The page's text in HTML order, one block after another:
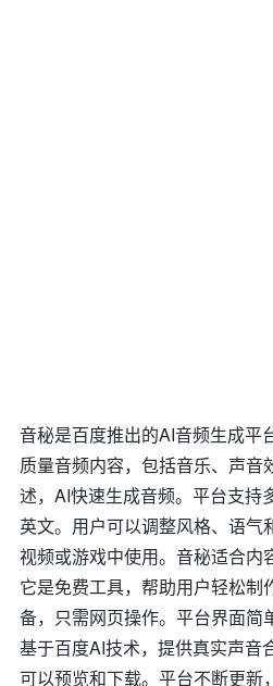
音秘是百度推出的AI音频生成平
质量音频内容，包括音乐、声音
述，AI快速生成音频。平台支持
英文。用户可以调整风格、语气
视频或游戏中使用。音秘适合内
它是免费工具，帮助用户轻松制
备，只需网页操作。平台界面简
基于百度AI技术，提供真实声音
可以预览和下载。平台不断更新